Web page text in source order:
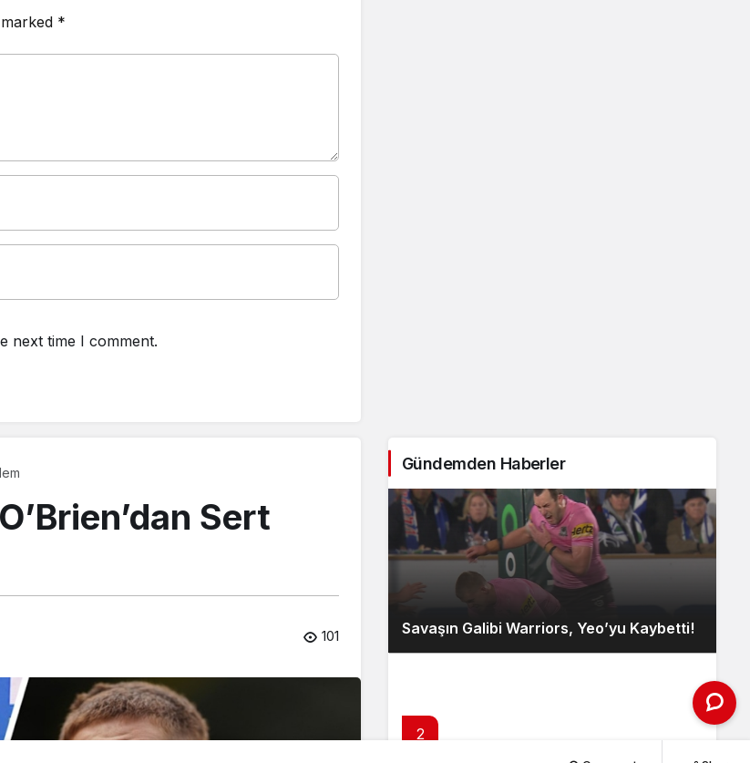
*
next time I comment.
Sert
101
Gündemden Haberler
Savaşın Galibi Warriors, Yeo’yu Kaybetti!
2